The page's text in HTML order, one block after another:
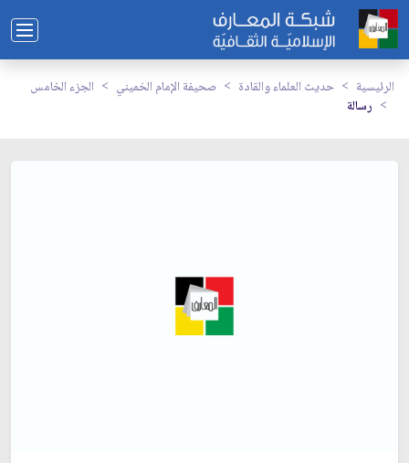
الرئيسية حديث العلماء والقادة صحيفة الإمام الخميني
الجزء الخامس
رسالة